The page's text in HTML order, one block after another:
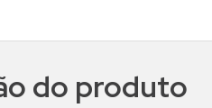
do produto